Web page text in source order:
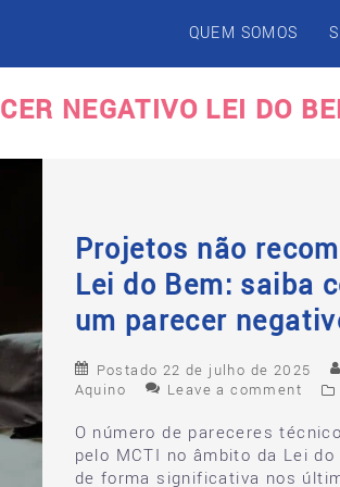
QUEM SOMOS
NEGATIVO LEI DO
Projetos não
Lei do Bem: saiba
um parecer
Postado 22 de julho de 2025
Aquino
Leave a comment
O número de pareceres
pelo MCTI no âmbito da Lei
de forma significativa nos